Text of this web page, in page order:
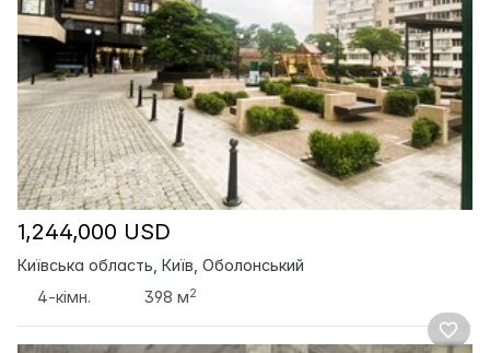
1,244,000 USD
Київська область, Київ, Оболонський
4-кімн.
398 м2